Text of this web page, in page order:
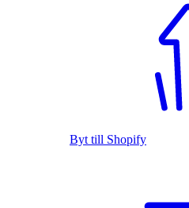
Byt till Shopify